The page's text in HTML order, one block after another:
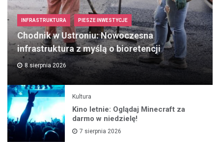
INFRASTRUKTURA PIESZE INWESTYCJE
Chodnik w Ustroniu: Nowoczesna
infrastruktura z myślą o bioretencji
8 sierpnia 2026
Kultura
Kino letnie: Oglądaj Minecraft za
darmo w niedzielę!
7 sierpnia 2026